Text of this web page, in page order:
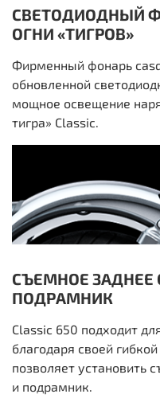
СВЕТОДИОДНЫЙ
ОГНИ «ТИГРОВ»
Фирменный фонарь
обновленной
мощное освещение
тигра» Classic.
СЪЕМНОЕ ЗАДНЕЕ
ПОДРАМНИК
Classic 650 подходит
благодаря своей
позволяет установить
и подрамник.